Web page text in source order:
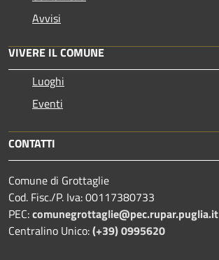
Avvisi
VIVERE IL COMUNE
Luoghi
Eventi
CONTATTI
Comune di Grottaglie
Cod. Fisc./P. Iva: 00117380733
PEC:comunegrottaglie@pec.rupar.puglia.it
Centralino Unico:(+39) 0995620